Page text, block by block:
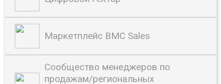
Маркетплейс BMC Sales
Сообщество менеджеров по
продажам/региональных